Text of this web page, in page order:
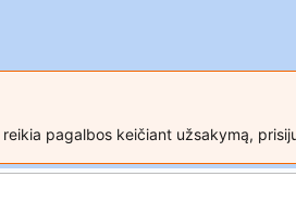
pagalbos keičiant užsakymą,